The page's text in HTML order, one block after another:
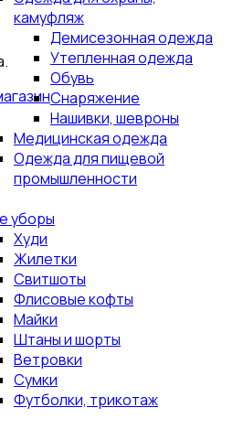
камуфляж
Демисезонная одежда
Утепленная одежда
Обувь
Снаряжение
Нашивки, шевроны
Медицинская одежда
Одежда для пищевой
промышленности
уборы
Худи
Жилетки
Свитшоты
Флисовые кофты
Майки
Штаны и шорты
Ветровки
Сумки
Футболки, трикотаж